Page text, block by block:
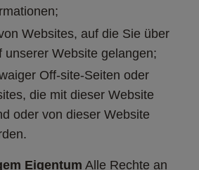
Websites, auf die Sie über
unserer Website gelangen;
Off-site-Seiten oder
die mit dieser Website
oder von dieser Website
Eigentum Alle Rechte an